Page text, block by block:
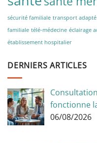
sécurité familiale transport adapté
familiale télé-médecine éclairage
établissement hospitalier
DERNIERS ARTICLES
fonctionne
06/08/2026